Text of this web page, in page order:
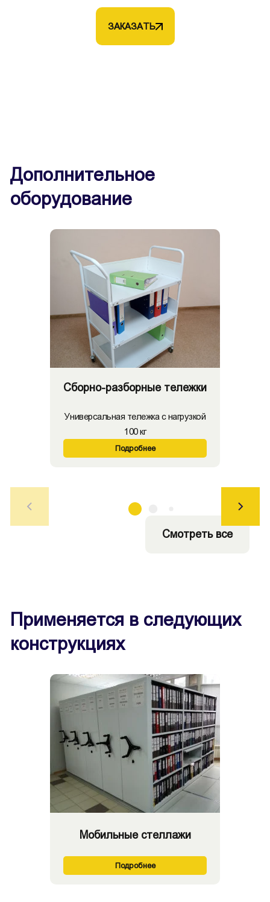
ЗАКАЗАТЬ
Дополнительное
оборудование
Сборно-разборные тележки
Универсальная тележка с нагрузкой
100 кг
Подробнее
Смотреть все
Применяется в следующих
конструкциях
Мобильные стеллажи
Подробнее